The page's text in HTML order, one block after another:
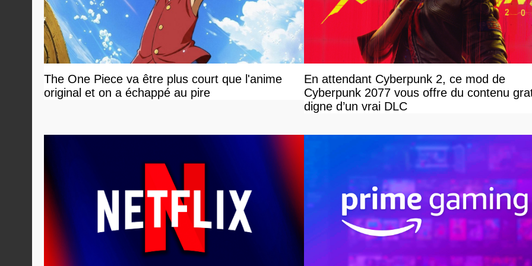
The One Piece va être plus court que l'anime
original et on a échappé au pire
En attendant Cyberpunk 2, ce mod de
Cyberpunk 2077 vous offre du contenu
digne d’un vrai DLC